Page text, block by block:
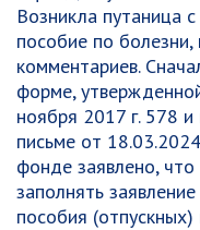
Возникла путаница
пособие по
комментариев.
форме,
ноября 2017 г. 578 и
письме от
фонде заявлено,
заполнять
пособия